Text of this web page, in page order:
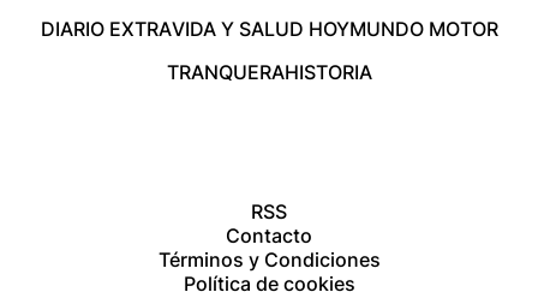
DIARIO EXTRAVIDA Y SALUD HOYMUNDO MOTOR
TRANQUERAHISTORIA
RSS
Contacto
Términos y Condiciones
Política de cookies